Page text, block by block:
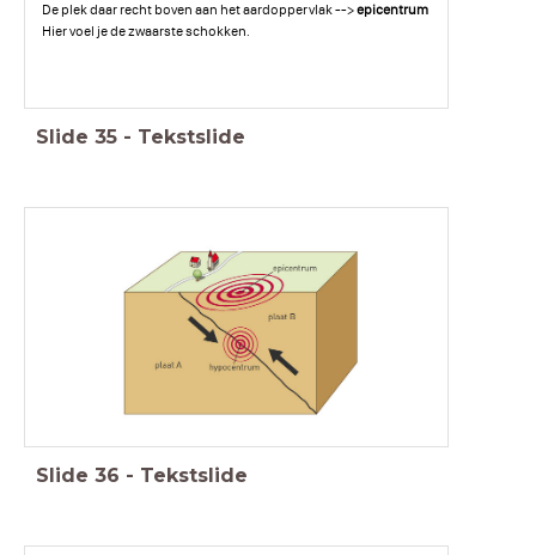
De plek daar recht boven aan het aardoppervlak -->epicentrum
Hier voel je de zwaarste schokken.
Slide 35 - Tekstslide
Slide 36 - Tekstslide